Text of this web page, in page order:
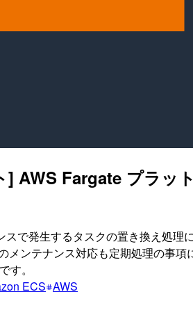
] AWS Fargate プラッ
スで発生するタスクの置き換え処
メンテナンス対応も定期処理の事
す。
ECS AWS